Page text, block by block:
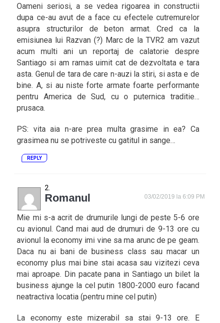
Oameni seriosi, a se vedea rigoarea in constructii
dupa ce-au avut de a face cu efectele cutremurelor
asupra structurilor de beton armat. Cred ca la
emisiunea lui Razvan (?) Marc de la TVR2 am vazut
acum multi ani un reportaj de calatorie despre
Santiago si am ramas uimit cat de dezvoltata e tara
asta. Genul de tara de care n-auzi la stiri, si asta e de
bine. A, si au niste forte armate foarte performante
pentru America de Sud, cu o puternica traditie…
prusaca.
PS: vita aia n-are prea multa grasime in ea? Ca
grasimea nu se potriveste cu gatitul in sange…
REPLY
Romanul 03/02/2019 la 6:09 PM
Mie mi s-a acrit de drumurile lungi de peste 5-6 ore
cu avionul. Cand mai aud de drumuri de 9-13 ore cu
avionul la economy imi vine sa ma arunc de pe geam.
Daca nu ai bani de business class sau macar un
economy plus mai bine stai acasa sau vizitezi ceva
mai aproape. Din pacate pana in Santiago un bilet la
business ajunge la cel putin 1800-2000 euro facand
neatractiva locatia (pentru mine cel putin)
La economy este mizerabil sa stai 9-13 ore. E